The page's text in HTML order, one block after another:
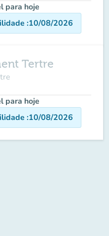
para hoje
:10/08/2026
Tertre
para hoje
:10/08/2026